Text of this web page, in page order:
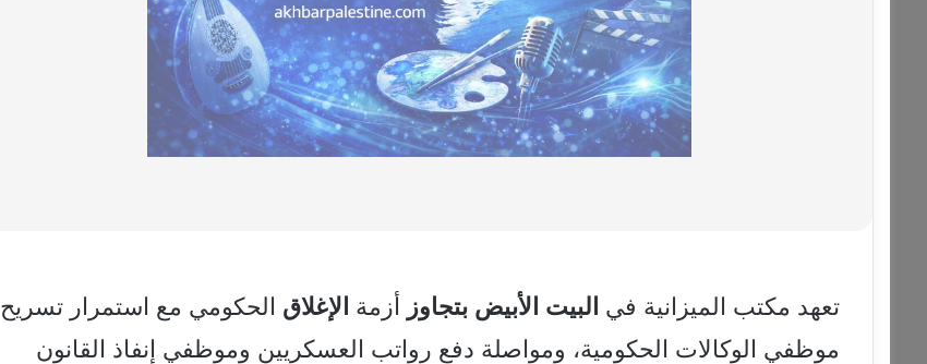
تعهد مكتب الميزانية في البيت الأبيض بتجاوز أزمة الإغلاق الحكومي مع استمرار تسريح
موظفي الوكالات الحكومية، ومواصلة دفع رواتب العسكريين وموظفي إنفاذ القانون